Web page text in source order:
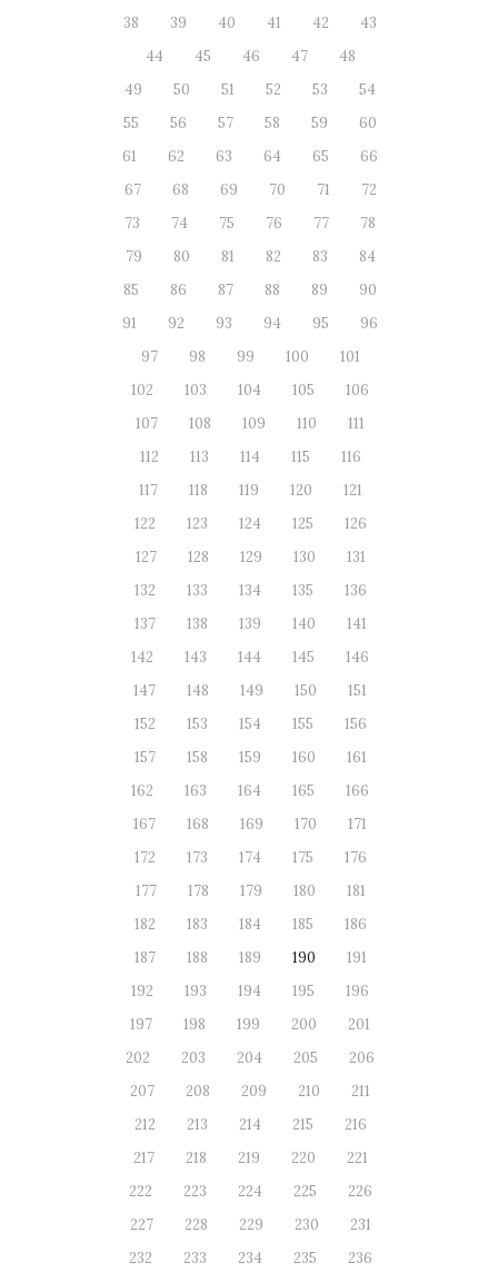
38 39 40 41 42
43
44
45 46 47
48
49
50 51 52 53
54
55
56 57 58 59
60
61
62 63 64 65
66
67
68 69 70 71
72
73
74 75 76 77
78
79
80 81 82 83
84
85
86 87 88 89
90
91
92 93 94 95
96
97
98 99 100
101
102
103 104 105
106
107
108 109 110
111
112
113 114 115
116
117
118 119 120
121
122
123 124 125
126
127
128 129 130
131
132
133 134 135
136
137
138 139 140
141
142
143 144 145
146
147
148 149 150
151
152
153 154 155
156
157
158 159 160
161
162
163 164 165
166
167
168 169 170
171
172
173 174 175
176
177
178 179 180
181
182
183 184 185
186
187
188 189 190
191
192
193 194 195
196
197
198 199 200
201
202
203 204 205
206
207
208 209 210
211
212
213 214 215
216
217
218 219 220
221
222
223 224 225
226
227
228 229 230
231
232
233 234 235
236